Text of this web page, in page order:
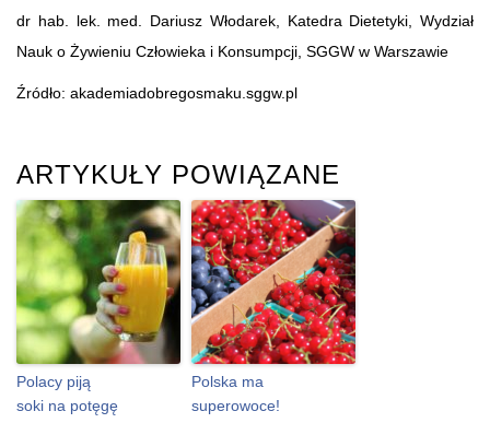
dr hab. lek. med. Dariusz Włodarek, Katedra Dietetyki, Wydział
Nauk o Żywieniu Człowieka i Konsumpcji, SGGW w Warszawie
Źródło: akademiadobregosmaku.sggw.pl
ARTYKUŁY POWIĄZANE
Polacy piją
soki na potęgę
Polska ma
superowoce!